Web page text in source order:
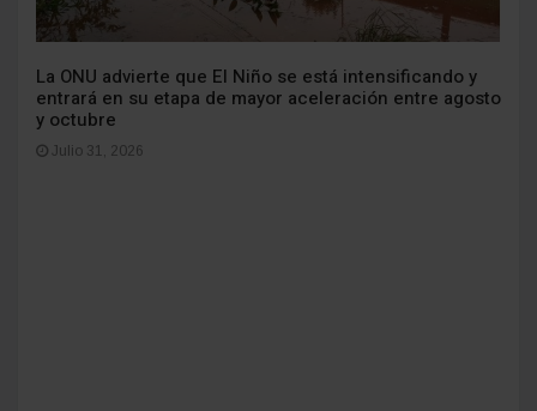
La ONU advierte que El Niño se está intensificando y
entrará en su etapa de mayor aceleración entre agosto
y octubre
Julio 31, 2026